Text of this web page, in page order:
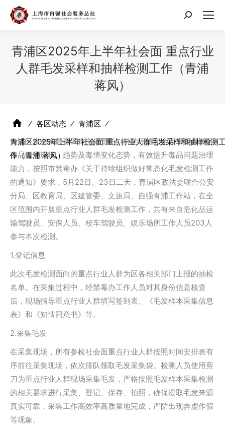
搜
青浦区2025年上半年社会面 重点行业
人群毛发采样和抽样检测工作（青浦
蒋风）
⁄ 各区动态 ⁄ 青浦区 ⁄
青浦区2025年上半年社会面 重点行业人群毛发采样和抽样检测
作（青浦 蒋风）
为进一步夯实禁毒工作主体责任，科学评估和全面掌握青浦区
毒品滥用现状、趋势及毒情变化态势，有效提升毒品问题治理
能力，按照市禁毒办《关于持续组织做好常态化毛发检测工作
的通知》要求，5月22日、23日二天，青浦区政法委联合公安
分局、区教育局、区建管委、文旅局、自强青浦工作站，在全
区范围内开展重点行业人群毛发检测工作，共有来自危化品运
输驾驶员、安保人员、校车驾驶员、娱乐场所工作人员203人
参与本次检测。
1.登记信息
此次毛发检测面向的重点行业人群为区各相关部门上报的抽检
名单。在采集过程中，经禁毒办工作人员对其身份信息核查
后，现场指导重点行业人群填写签到表、《毛发样本采集信息
表》和《知情同意书》等。
2.采集毛发
在采集现场，所有参检社会面重点行业人群按照时间安排表有
序前往采集现场，依次排队领取毛发采集袋。检测人员使用剪
刀为重点行业人群现场采集毛发，严格按照毛发样本采集检测
的相关要求进行采集、登记、保存、拍照，确保提取毛发来源
真实可靠，采集工作高效率高质量地完成，严防出现弄虚作假
等现象。